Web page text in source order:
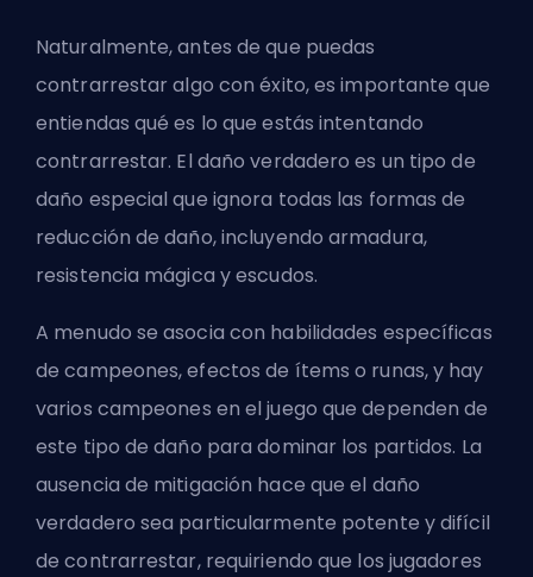
Naturalmente, antes de que puedas
contrarrestar algo con éxito, es importante que
entiendas qué es lo que estás intentando
contrarrestar. El daño verdadero es un tipo de
daño especial que ignora todas las formas de
reducción de daño, incluyendo armadura,
resistencia mágica y escudos.
A menudo se asocia con habilidades específicas
de campeones, efectos de ítems o runas, y hay
varios campeones en el juego que dependen de
este tipo de daño para dominar los partidos. La
ausencia de mitigación hace que el daño
verdadero sea particularmente potente y difícil
de contrarrestar, requiriendo que los jugadores